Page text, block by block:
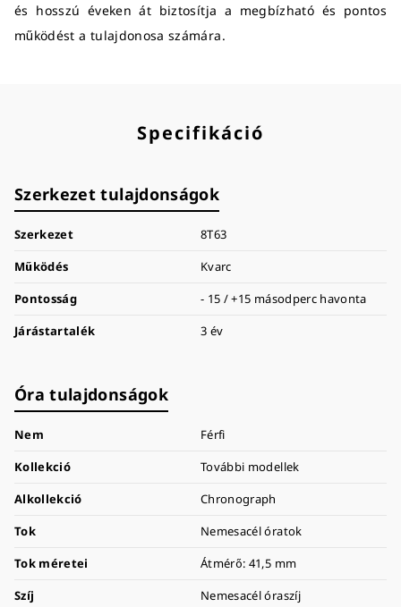
és hosszú éveken át biztosítja a megbízható és pontos
működést a tulajdonosa számára.
Specifikáció
Szerkezet tulajdonságok
Szerkezet
8T63
Működés
Kvarc
Pontosság
- 15 / +15 másodperc havonta
Járástartalék
3 év
Óra tulajdonságok
Nem
Férfi
Kollekció
További modellek
Alkollekció
Chronograph
Tok
Nemesacél óratok
Tok méretei
Átmérő: 41,5 mm
Szíj
Nemesacél óraszíj